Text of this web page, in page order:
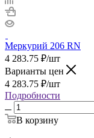
Меркурий 206 RN
4 283.75 ₽/шт
Варианты цен
4 283.75 ₽/шт
Подробности
В корзину